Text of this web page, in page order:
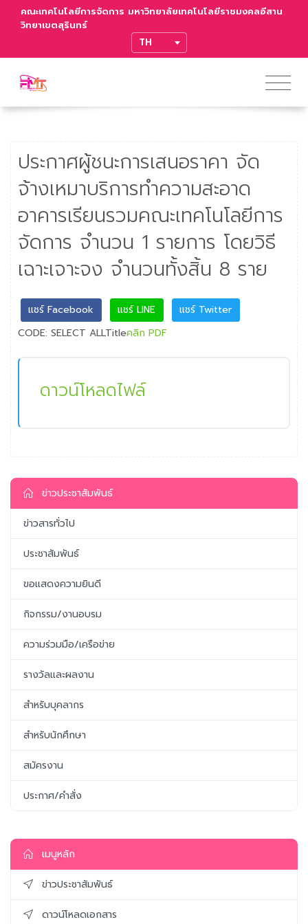
คณะเทคโนโลยีการจัดการ มหาวิทยาลัยเทคโนโลยีราชมงคลอีสาน
วิทยาเขตสุรินทร์
TRANSLATE
ประกาศผู้ชนะการเสนอราคา จัด
จ้างเหมาบริการทำความสะอาด
อาคารเรียนรวมคณะเทคโนโลยีการ
จัดการ จำนวน 1 รายการ โดยวิธี
เฉาะเจาะจง จำนวนทั้งสิ้น 8 ราย
แชร์ Facebook แชร์ LINE
แชร์ Twitter
CODE: SELECT ALLTitleคลิก PDF
ดาวน์โหลดไฟล์
ข่าวประชาสัมพันธ์
ข่าวสารทั่วไป
ประชาสัมพันธ์
ขอแสดงความยินดี
กิจกรรม/งานอบรม
ความร่วมมือ/เครือข่าย
รางวัลและผลงาน
สำหรับบุคลากร
สำหรับนักศึกษา
สมัครงาน
ประกาศ/คำสั่ง
เมนูหลัก
ข่าวประชาสัมพันธ์
ดาวน์โหลดเอกสาร